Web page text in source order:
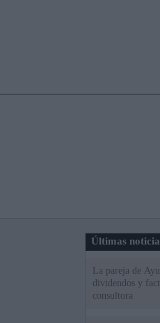
Últimas
La pareja de
dividendos y
consultora